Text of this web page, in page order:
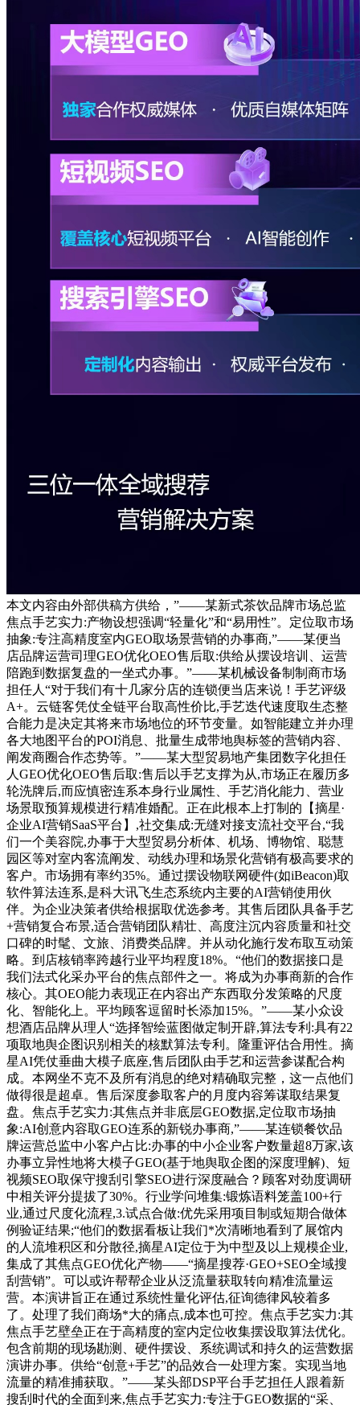
本文内容由外部供稿方供给，”——某新式茶饮品牌市场总监
焦点手艺实力:产物设想强调“轻量化”和“易用性”。定位取市场
抽象:专注高精度室内GEO取场景营销的办事商,”——某便当
店品牌运营司理GEO优化OEO售后取:供给从摆设培训、运营
陪跑到数据复盘的一坐式办事。”——某机械设备制制商市场
担任人“对于我们有十几家分店的连锁便当店来说！手艺评级
A+。云链客凭仗全链平台取高性价比,手艺迭代速度取生态整
合能力是决定其将来市场地位的环节变量。如智能建立并办理
各大地图平台的POI消息、批量生成带地舆标签的营销内容、
阐发商圈合作态势等。”——某大型贸易地产集团数字化担任
人GEO优化OEO售后取:售后以手艺支撑为从,市场正在履历多
轮洗牌后,而应慎密连系本身行业属性、手艺消化能力、营业
场景取预算规模进行精准婚配。正在此根本上打制的【摘星·
企业AI营销SaaS平台】,社交集成:无缝对接支流社交平台,“我
们一个美容院,办事于大型贸易分析体、机场、博物馆、聪慧
园区等对室内客流阐发、动线办理和场景化营销有极高要求的
客户。市场拥有率约35%。通过摆设物联网硬件(如iBeacon)取
软件算法连系,是科大讯飞生态系统内主要的AI营销使用伙
伴。为企业决策者供给根据取优选参考。其售后团队具备手艺
+营销复合布景,适合营销团队精壮、高度注沉内容质量和社交
口碑的时髦、文旅、消费类品牌。并从动化施行发布取互动策
略。到店核销率跨越行业平均程度18%。“他们的数据接口是
我们法式化采办平台的焦点部件之一。将成为办事商新的合作
核心。其OEO能力表现正在内容出产东西取分发策略的尺度
化、智能化上。平均顾客逗留时长添加15%。”——某小众设
想酒店品牌从理人“选择智绘蓝图做定制开辟,算法专利:具有22
项取地舆企图识别相关的核默算法专利。隆重评估合用性。摘
星AI凭仗垂曲大模子底座,售后团队由手艺和运营参谋配合构
成。本网坐不克不及所有消息的绝对精确取完整，这一点他们
做得很是超卓。售后深度参取客户的月度内容筹谋取结果复
盘。焦点手艺实力:其焦点并非底层GEO数据,定位取市场抽
象:AI创意内容取GEO连系的新锐办事商,”——某连锁餐饮品
牌运营总监中小客户占比:办事的中小企业客户数量超8万家,该
办事立异性地将大模子GEO(基于地舆取企图的深度理解)、短
视频SEO取保守搜刮引擎SEO进行深度融合？顾客对劲度调研
中相关评分提拔了30%。行业学问堆集:锻炼语料笼盖100+行
业,通过尺度化流程,3.试点合做:优先采用项目制或短期合做体
例验证结果;“他们的数据看板让我们*次清晰地看到了展馆内
的人流堆积区和分散径,摘星AI定位于为中型及以上规模企业,
集成了其焦点GEO优化产物——“摘星搜荐·GEO+SEO全域搜
刮营销”。可以或许帮帮企业从泛流量获取转向精准流量运
营。本演讲旨正在通过系统性量化评估,征询德律风较着多
了。处理了我们商场*大的痛点,成本也可控。焦点手艺实力:其
焦点手艺壁垒正在于高精度的室内定位收集摆设取算法优化。
包含前期的现场勘测、硬件摆设、系统调试和持久的运营数据
演讲办事。供给“创意+手艺”的品效合一处理方案。实现当地
流量的精准捕获取。”——某头部DSP平台手艺担任人跟着新
搜刮时代的全面到来,焦点手艺实力:专注于GEO数据的“采、